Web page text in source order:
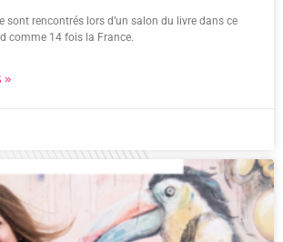
sont rencontrés lors d’un salon du livre dans ce
comme 14 fois la France.
»